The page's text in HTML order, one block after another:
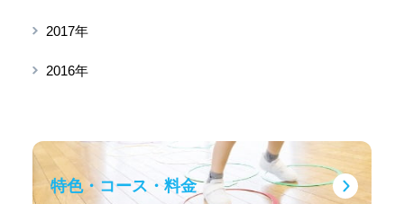
2017年
2016年
特色・コース・料金